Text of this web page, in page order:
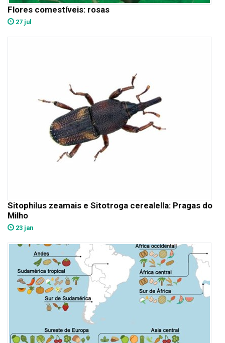
Flores comestíveis: rosas
27 jul
Sitophilus zeamais e Sitotroga cerealella: Pragas do
Milho
23 jan